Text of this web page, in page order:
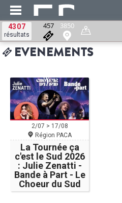
EVENEMENTS
2/07 > 17/08
Région PACA
La Tournée ça
c'est le Sud 2026
: Julie Zenatti -
Bande à Part - Le
Choeur du Sud
4307
résultats
457 3850